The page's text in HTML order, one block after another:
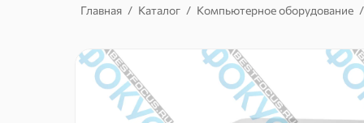
Главная / Каталог / Компьютерное оборудование /